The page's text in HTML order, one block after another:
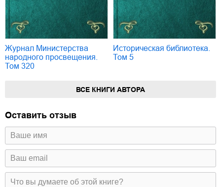
Журнал Министерства
народного просвещения.
Том 320
Историческая библиотека.
Том 5
ВСЕ КНИГИ АВТОРА
Оставить отзыв